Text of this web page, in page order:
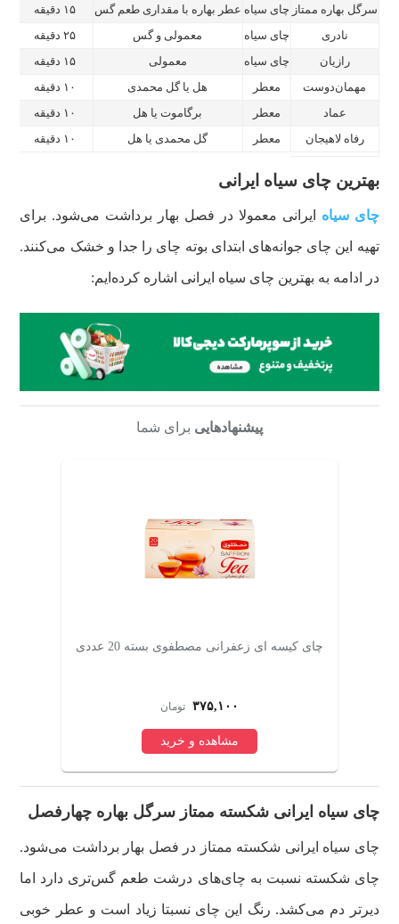
سرگل بهاره ممتاز چای سیاه عطر بهاره با مقداری طعم گس ۱۵ دقیقه
نادری
چای سیاه معمولی و گس ۲۵ دقیقه
رازیان
چای سیاه معمولی ۱۵ دقیقه
مهمان‌دوست
معطر هل یا گل محمدی ۱۰ دقیقه
عماد
معطر برگاموت یا هل ۱۰ دقیقه
رفاه لاهیجان
معطر گل محمدی یا هل ۱۰ دقیقه
بهترین چای سیاه ایرانی
چای سیاه ایرانی معمولا در فصل بهار برداشت می‌شود. برای
تهیه این چای جوانه‌های ابتدای بوته چای را جدا و خشک می‌کنند.
در ادامه به بهترین چای سیاه ایرانی اشاره کرده‌ایم:
پیشنهادهایی برای شما
چای کیسه ای زعفرانی مصطفوی بسته 20 عددی
۳۷۵,۱۰۰ تومان
مشاهده و خرید
چای سیاه ایرانی شکسته ممتاز سرگل بهاره چهارفصل
چای سیاه ایرانی شکسته ممتاز در فصل بهار برداشت می‌شود.
چای شکسته نسبت به چای‌های درشت طعم گس‌تری دارد اما
دیرتر دم می‌کشد. رنگ این چای نسبتا زیاد است و عطر خوبی